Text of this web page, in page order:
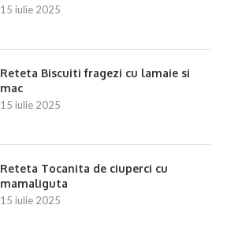
15 iulie 2025
Reteta Biscuiti fragezi cu lamaie si
mac
15 iulie 2025
Reteta Tocanita de ciuperci cu
mamaliguta
15 iulie 2025